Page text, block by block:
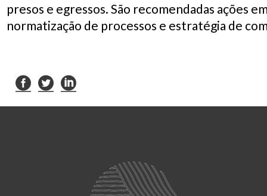
presos e egressos. São recomendadas ações
normatização de processos e estratégia de